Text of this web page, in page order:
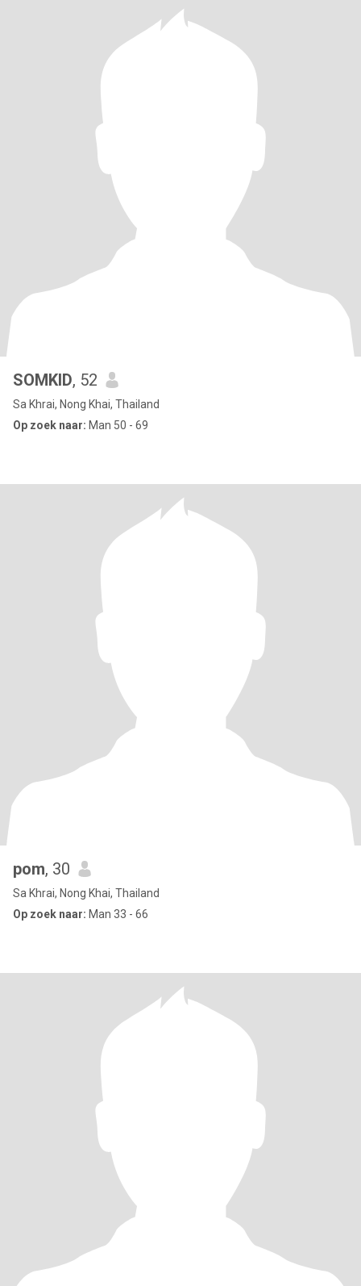
SOMKID, 52
Sa Khrai, Nong Khai, Thailand
Op zoek naar: Man 50 - 69
pom, 30
Sa Khrai, Nong Khai, Thailand
Op zoek naar: Man 33 - 66